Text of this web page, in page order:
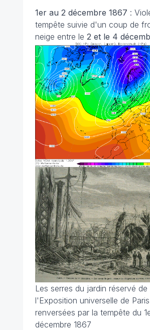
1er au 2 décembre 1867 :
tempête suivie d'un coup de
neige entre le 2 et le 4
Les serres du jardin réservé de
l'Exposition universelle de Paris
renversées par la tempête du
décembre 1867